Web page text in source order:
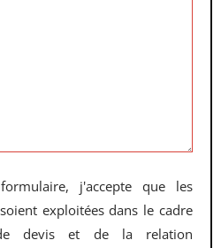
j'accepte que les
exploitées dans le cadre
devis et de la relation